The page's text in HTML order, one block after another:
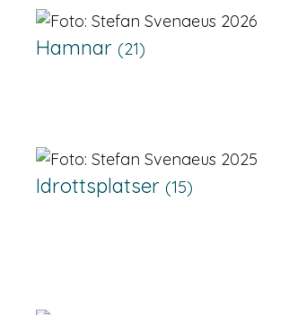
Hamnar (21)
Idrottsplatser (15)